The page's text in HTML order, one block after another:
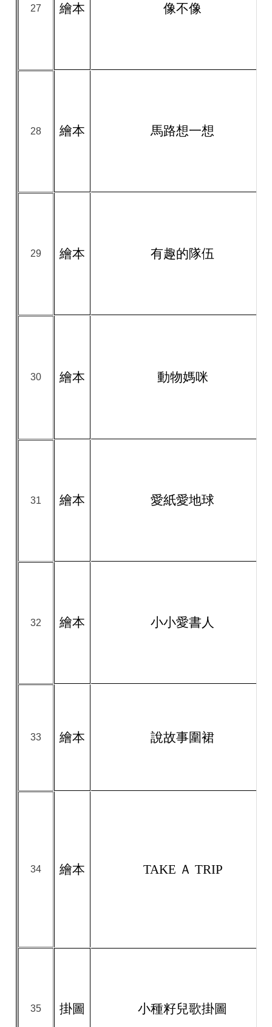
27 繪本 像不像
28 繪本 馬路想一想
29 繪本 有趣的隊伍
30 繪本 動物媽咪
31 繪本 愛紙愛地球
32 繪本 小小愛書人
33 繪本 說故事圍裙
34 繪本 TAKE Ａ TRIP
35 掛圖 小種籽兒歌掛圖